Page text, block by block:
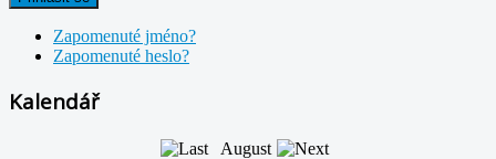
Zapomenuté jméno?
Zapomenuté heslo?
Kalendář
August